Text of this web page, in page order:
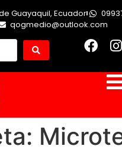
Guayaquil, Ecuador
qogmedio@outlook.com